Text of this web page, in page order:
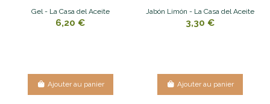
Gel - La Casa del Aceite
6,20 €
Ajouter au panier
Jabón Limón - La Casa del Aceite
3,30 €
Ajouter au panier